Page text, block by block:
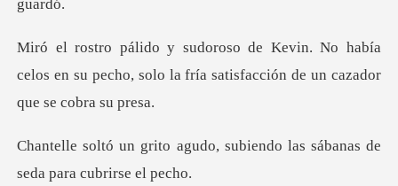
o había
celos en su pecho, solo la fría sati
do, subiendo las sábanas de